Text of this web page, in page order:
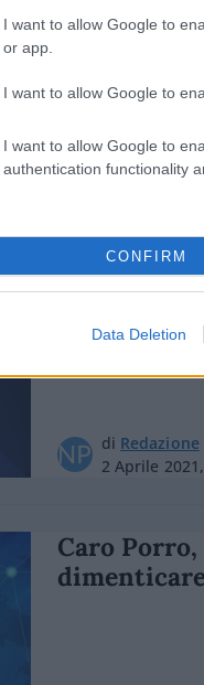
I want to allow Google to
or app.
I want to allow Google to
I want to allow Google to
authentication functionality
CONFIRM
Data Deletion
di
Carlo Toto
16
Zangrillo:
uccidendo
di Redazione
2 Aprile
Caro